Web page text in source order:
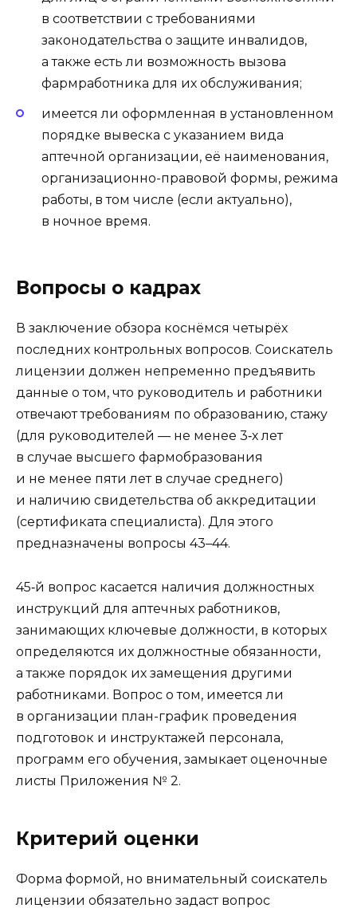
в соответствии с требованиями
законодательства о защите инвалидов,
а также есть ли возможность вызова
фармработника для их обслуживания;
имеется ли оформленная в установленном
порядке вывеска с указанием вида
аптечной организации, её наименования,
организационно-правовой формы, режима
работы, в том числе (если актуально),
в ночное время.
Вопросы о кадрах
В заключение обзора коснёмся четырёх
последних контрольных вопросов. Соискатель
лицензии должен непременно предъявить
данные о том, что руководитель и работники
отвечают требованиям по образованию, стажу
(для руководителей — не менее 3‑х лет
в случае высшего фармобразования
и не менее пяти лет в случае среднего)
и наличию свидетельства об аккредитации
(сертификата специалиста). Для этого
предназначены вопросы 43–44.
45‑й вопрос касается наличия должностных
инструкций для аптечных работников,
занимающих ключевые должности, в которых
определяются их должностные обязанности,
а также порядок их замещения другими
работниками. Вопрос о том, имеется ли
в организации план-график проведения
подготовок и инструктажей персонала,
программ его обучения, замыкает оценочные
листы Приложения № 2.
Критерий оценки
Форма формой, но внимательный соискатель
лицензии обязательно задаст вопрос